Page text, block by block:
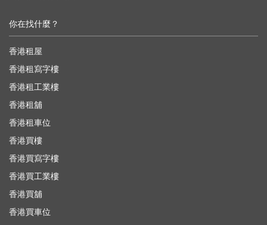
你在找什麼？
香港租屋
香港租寫字樓
香港租工業樓
香港租舖
香港租車位
香港買樓
香港買寫字樓
香港買工業樓
香港買舖
香港買車位